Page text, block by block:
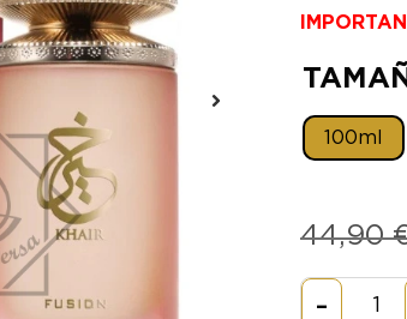
100ml
44,90
–